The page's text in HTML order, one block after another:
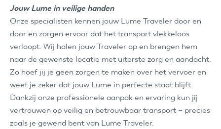
Jouw Lume in veilige handen
Onze specialisten kennen jouw Lume Traveler door en
door en zorgen ervoor dat het transport vlekkeloos
verloopt. Wij halen jouw Traveler op en brengen hem
naar de gewenste locatie met uiterste zorg en aandacht.
Zo hoef jij je geen zorgen te maken over het vervoer en
weet je zeker dat jouw Lume in perfecte staat blijft.
Dankzij onze professionele aanpak en ervaring kun jij
vertrouwen op veilig en betrouwbaar transport – precies
zoals je gewend bent van Lume Traveler.